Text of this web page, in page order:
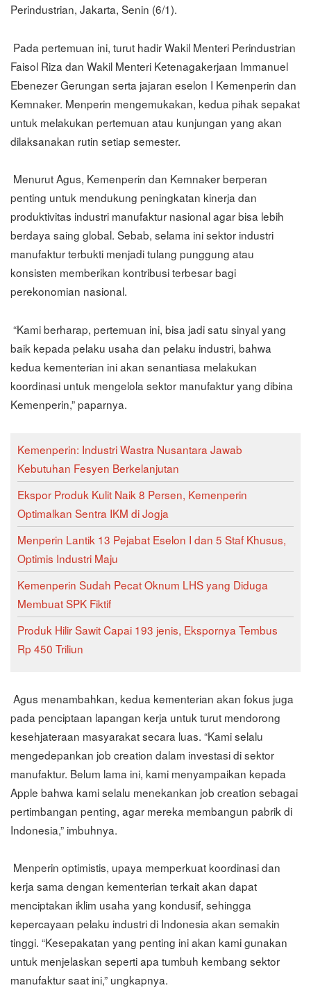
Perindustrian, Jakarta, Senin (6/1).
Pada pertemuan ini, turut hadir Wakil Menteri Perindustrian
Faisol Riza dan Wakil Menteri Ketenagakerjaan Immanuel
Ebenezer Gerungan serta jajaran eselon I Kemenperin dan
Kemnaker. Menperin mengemukakan, kedua pihak sepakat
untuk melakukan pertemuan atau kunjungan yang akan
dilaksanakan rutin setiap semester.
Menurut Agus, Kemenperin dan Kemnaker berperan
penting untuk mendukung peningkatan kinerja dan
produktivitas industri manufaktur nasional agar bisa lebih
berdaya saing global. Sebab, selama ini sektor industri
manufaktur terbukti menjadi tulang punggung atau
konsisten memberikan kontribusi terbesar bagi
perekonomian nasional.
“Kami berharap, pertemuan ini, bisa jadi satu sinyal yang
baik kepada pelaku usaha dan pelaku industri, bahwa
kedua kementerian ini akan senantiasa melakukan
koordinasi untuk mengelola sektor manufaktur yang dibina
Kemenperin,” paparnya.
Kemenperin: Industri Wastra Nusantara Jawab
Kebutuhan Fesyen Berkelanjutan
Ekspor Produk Kulit Naik 8 Persen, Kemenperin
Optimalkan Sentra IKM di Jogja
Menperin Lantik 13 Pejabat Eselon I dan 5 Staf Khusus,
Optimis Industri Maju
Kemenperin Sudah Pecat Oknum LHS yang Diduga
Membuat SPK Fiktif
Produk Hilir Sawit Capai 193 jenis, Ekspornya Tembus
Rp 450 Triliun
Agus menambahkan, kedua kementerian akan fokus juga
pada penciptaan lapangan kerja untuk turut mendorong
kesehjateraan masyarakat secara luas. “Kami selalu
mengedepankan job creation dalam investasi di sektor
manufaktur. Belum lama ini, kami menyampaikan kepada
Apple bahwa kami selalu menekankan job creation sebagai
pertimbangan penting, agar mereka membangun pabrik di
Indonesia,” imbuhnya.
Menperin optimistis, upaya memperkuat koordinasi dan
kerja sama dengan kementerian terkait akan dapat
menciptakan iklim usaha yang kondusif, sehingga
kepercayaan pelaku industri di Indonesia akan semakin
tinggi. “Kesepakatan yang penting ini akan kami gunakan
untuk menjelaskan seperti apa tumbuh kembang sektor
manufaktur saat ini,” ungkapnya.